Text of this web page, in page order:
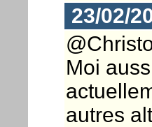
23/02/
Moi
autres